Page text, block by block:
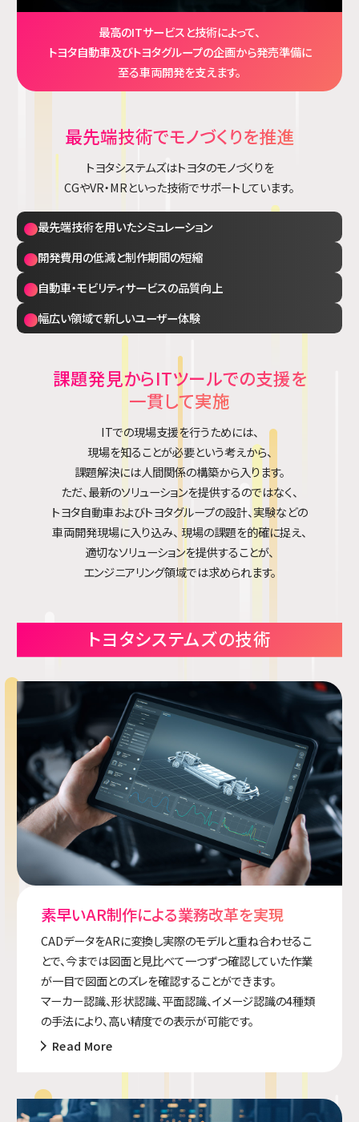
最高のITサービスと技術によって、
トヨタ自動車及びトヨタグループの企画から発売準備に
至る車両開発を支えます。
最先端技術でモノづくりを推進
トヨタシステムズはトヨタのモノづくりを
CGやVR・MRといった技術でサポートしています。
最先端技術を用いたシミュレーション
開発費用の低減と制作期間の短縮
自動車・モビリティサービスの品質向上
幅広い領域で新しいユーザー体験
課題発見からITツールでの支援を
一貫して実施
ITでの現場支援を行うためには、
現場を知ることが必要という考えから、
課題解決には人間関係の構築から入ります。
ただ、最新のソリューションを提供するのではなく、
トヨタ自動車およびトヨタグループの設計、実験などの
車両開発現場に入り込み、 現場の課題を的確に捉え、
適切なソリューションを提供することが、
エンジニアリング領域では求められます。
トヨタシステムズの技術
素早いAR制作による業務改革を実現
CADデータをARに変換し実際のモデルと重ね合わせるこ
とで、今までは図面と見比べて一つずつ確認していた作業
が一目で図面とのズレを確認することができます。
マーカー認識、形状認識、平面認識、イメージ認識の4種類
の手法により、高い精度での表示が可能です。
Read More